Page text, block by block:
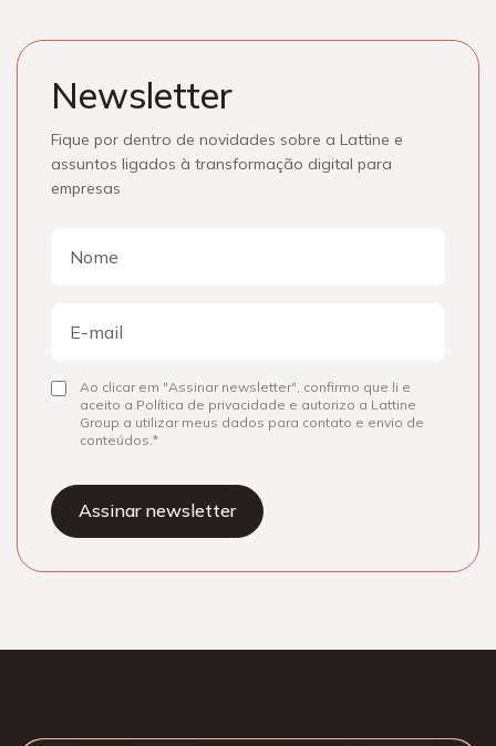
Newsletter
Fique por dentro de novidades sobre a Lattine e
assuntos ligados à transformação digital para
empresas
mail
ConsentirAo clicar em "Assinar newsletter", confirmo que li e
aceito a Política de privacidade e autorizo a Lattine
Group a utilizar meus dados para contato e envio de
conteúdos.